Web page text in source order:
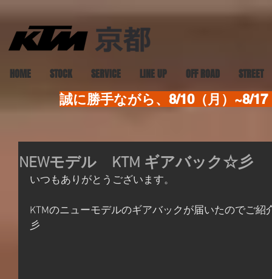
HOME STOCK SERVICE LINE UP OFF ROAD STREET
誠に勝手ながら、8/10（月）~8/
NEWモデル KTM ギアバック☆彡
いつもありがとうございます。
KTMのニューモデルのギアバックが届いたのでご
彡